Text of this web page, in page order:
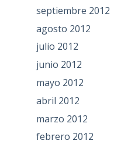
septiembre 2012
agosto 2012
julio 2012
junio 2012
mayo 2012
abril 2012
marzo 2012
febrero 2012